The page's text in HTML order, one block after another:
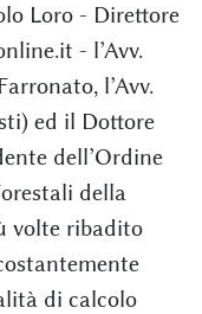
Loro - Direttore
- l’Avv.
l’Avv.
ed il Dottore
dell’Ordine
della
volte ribadito
di calcolo